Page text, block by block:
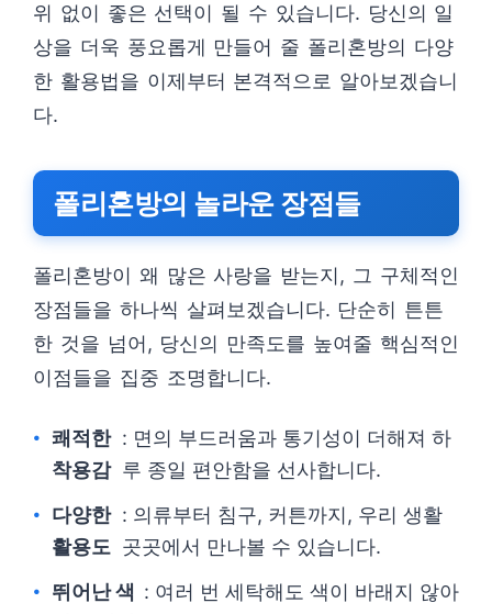
위 없이 좋은 선택이 될 수 있습니다. 당신의 일
상을 더욱 풍요롭게 만들어 줄 폴리혼방의 다양
한 활용법을 이제부터 본격적으로 알아보겠습니
다.
폴리혼방의 놀라운 장점들
폴리혼방이 왜 많은 사랑을 받는지, 그 구체적인
장점들을 하나씩 살펴보겠습니다. 단순히 튼튼
한 것을 넘어, 당신의 만족도를 높여줄 핵심적인
이점들을 집중 조명합니다.
쾌적한
착용감
: 면의 부드러움과 통기성이 더해져 하
루 종일 편안함을 선사합니다.
다양한
활용도
: 의류부터 침구, 커튼까지, 우리 생활
곳곳에서 만나볼 수 있습니다.
뛰어난 색 : 여러 번 세탁해도 색이 바래지 않아